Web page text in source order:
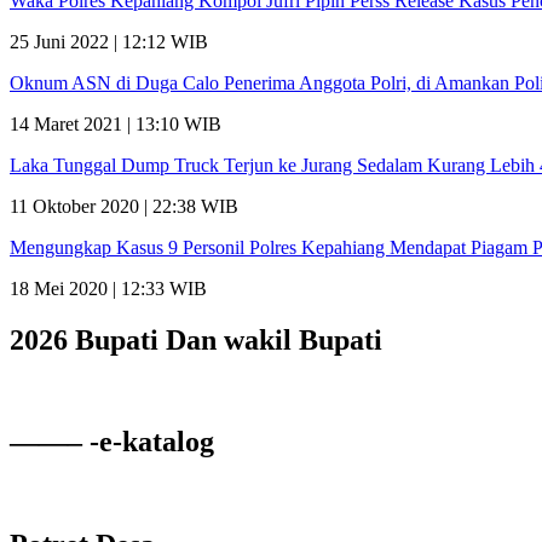
25 Juni 2022 | 12:12 WIB
Oknum ASN di Duga Calo Penerima Anggota Polri, di Amankan
14 Maret 2021 | 13:10 WIB
Laka Tunggal Dump Truck Terjun ke Jurang Sedalam Kurang Lebih
11 Oktober 2020 | 22:38 WIB
Mengungkap Kasus 9 Personil Polres Kepahiang Mendapat Piagam
18 Mei 2020 | 12:33 WIB
2026 Bupati Dan wakil Bupati
——– -e-katalog